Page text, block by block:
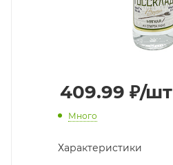
409.99 ₽/шт
Много
Характеристики